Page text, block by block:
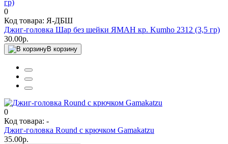
0
Код товара: Я-ДБШ
Джиг-головка Шар без шейки ЯМАН кр. Kumho 2312 (3,5 гр)
30.00р.
В корзину
0
Код товара: -
Джиг-головка Round с крючком Gamakatzu
35.00р.